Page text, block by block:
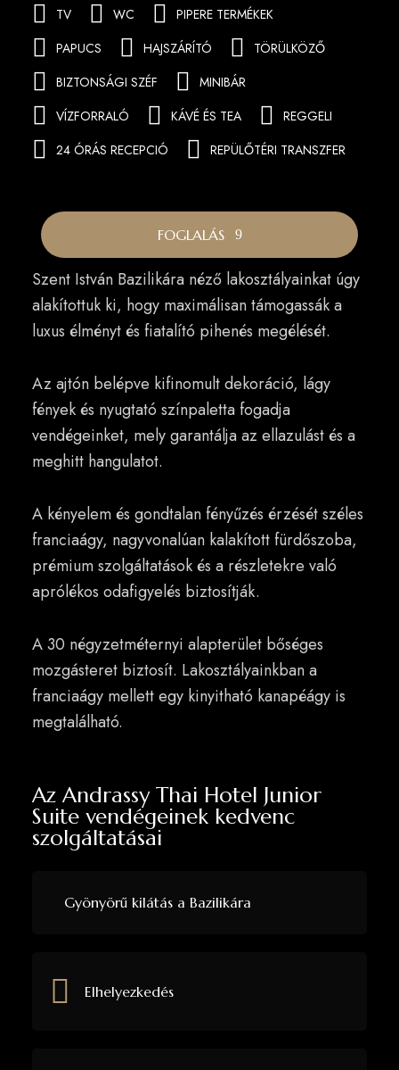
TV
WC
PIPERE TERMÉKEK
PAPUCS
HAJSZÁRÍTÓ
TÖRÜLKÖZŐ
BIZTONSÁGI SZÉF
MINIBÁR
VÍZFORRALÓ
KÁVÉ ÉS TEA
REGGELI
24 ÓRÁS RECEPCIÓ
REPÜLŐTÉRI TRANSZFER
FOGLALÁS
Szent István Bazilikára néző lakosztályainkat úgy
alakítottuk ki, hogy maximálisan támogassák a
luxus élményt és fiatalító pihenés megélését.
Az ajtón belépve kifinomult dekoráció, lágy
fények és nyugtató színpaletta fogadja
vendégeinket, mely garantálja az ellazulást és a
meghitt hangulatot.
A kényelem és gondtalan fényűzés érzését széles
franciaágy, nagyvonalúan kalakított fürdőszoba,
prémium szolgáltatások és a részletekre való
aprólékos odafigyelés biztosítják.
A 30 négyzetméternyi alapterület bőséges
mozgásteret biztosít. Lakosztályainkban a
franciaágy mellett egy kinyitható kanapéágy is
megtalálható.
Az Andrassy Thai Hotel Junior
Suite vendégeinek kedvenc
szolgáltatásai
Gyönyörű kilátás a Bazilikára
Elhelyezkedés